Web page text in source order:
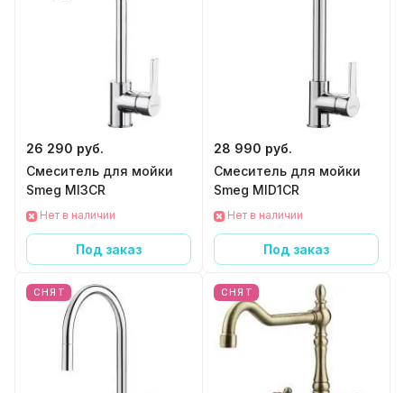
26 290 руб.
Смеситель для мойки
Smeg MI3CR
Нет в наличии
Под заказ
28 990 руб.
Смеситель для мойки
Smeg MID1CR
Нет в наличии
Под заказ
СНЯТ СНЯТ